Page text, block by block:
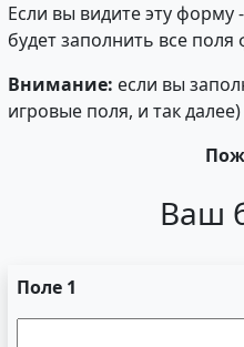
Если вы видите эту
будет заполнить все
Внимание: если вы
игровые поля, и так
Ваш
Поле 1